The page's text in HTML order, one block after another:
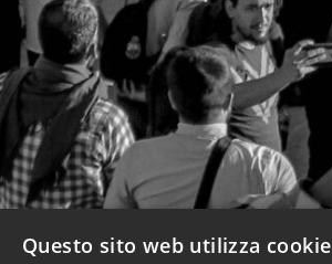
Questo sito web utilizza cookie